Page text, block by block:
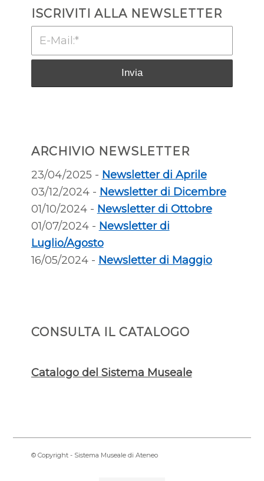
ISCRIVITI ALLA NEWSLETTER
ARCHIVIO NEWSLETTER
23/04/2025 - Newsletter di Aprile
03/12/2024 - Newsletter di Dicembre
01/10/2024 - Newsletter di Ottobre
01/07/2024 - Newsletter di
Luglio/Agosto
16/05/2024 - Newsletter di Maggio
CONSULTA IL CATALOGO
Catalogo del Sistema Museale
© Copyright - Sistema Museale di Ateneo